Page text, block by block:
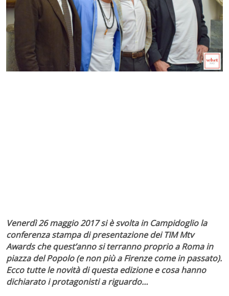
Venerdì 26 maggio 2017 si è svolta in Campidoglio la
conferenza stampa di presentazione dei TIM Mtv
Awards che quest’anno si terranno proprio a Roma in
piazza del Popolo (e non più a Firenze come in passato).
Ecco tutte le novità di questa edizione e cosa hanno
dichiarato i protagonisti a riguardo…